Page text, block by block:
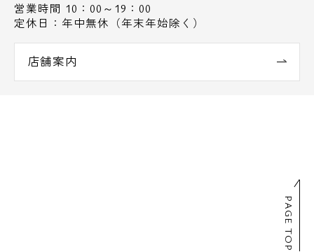
営業時間 10：00～19：00
定休日：年中無休（年末年始除く）
店舗案内
PAGE TOP